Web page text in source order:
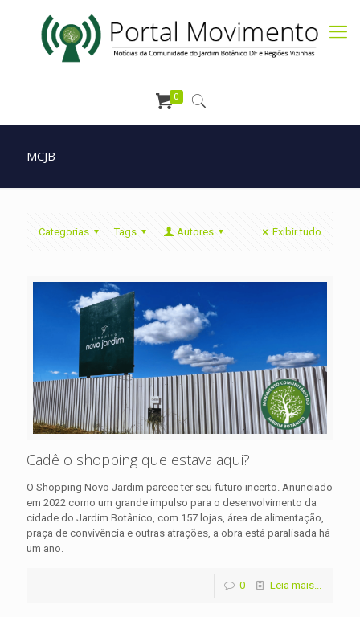
0
MCJB
Categorias Tags Autores Exibir tudo
Cadê o shopping que estava aqui?
O Shopping Novo Jardim parece ter seu futuro incerto. Anunciado
em 2022 como um grande impulso para o desenvolvimento da
cidade do Jardim Botânico, com 157 lojas, área de alimentação,
praça de convivência e outras atrações, a obra está paralisada há
um ano.
0 Leia mais...